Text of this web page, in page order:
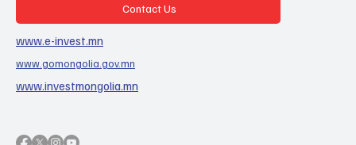
Contact Us
www.e-invest.mn
www.gomongolia.gov.mn
www.investmongolia.mn